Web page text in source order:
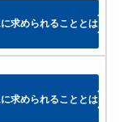
求められることとは？
求められることとは？